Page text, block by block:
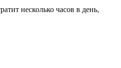
несколько часов в день,